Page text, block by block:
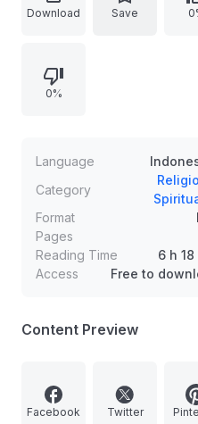
haji, pernikahan, pengadilan,
Islam (rakyat, wilayah,
pemerintahan) dan
dan tugasnya.
Download Save
0%
Language
Category
Format
Pages
Reading Time
6 h 18
Access
Free to
Content Preview
Facebook Twitter